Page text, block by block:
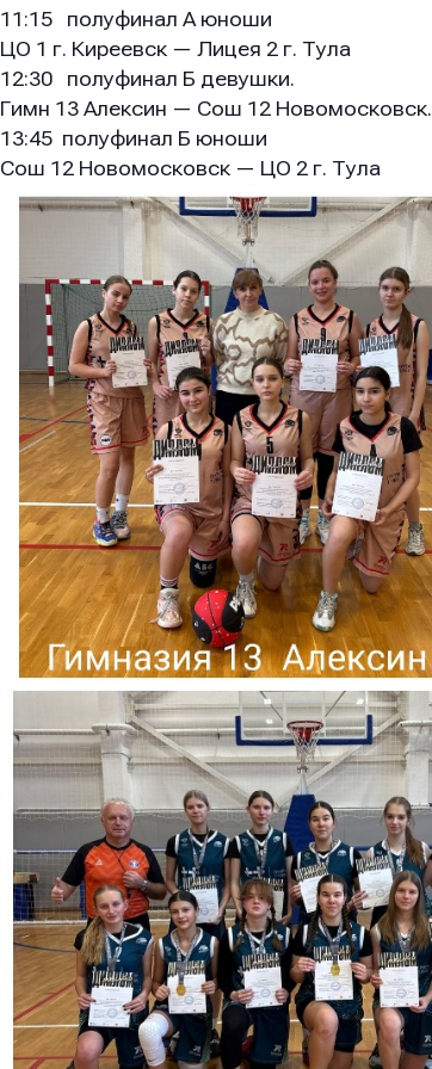
11:15 полуфинал А юноши
ЦО 1 г. Киреевск — Лицея 2 г. Тула
12:30 полуфинал Б девушки.
Гимн 13 Алексин — Сош 12 Новомосковск.
13:45 полуфинал Б юноши
Сош 12 Новомосковск — ЦО 2 г. Тула